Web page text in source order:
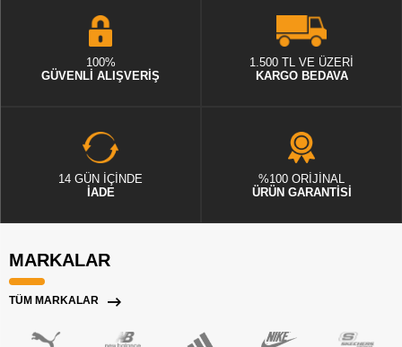
100%
GÜVENLİ ALIŞVERİŞ
1.500 TL VE ÜZERİ
KARGO BEDAVA
14 GÜN İÇİNDE
İADE
%100 ORİJİNAL
ÜRÜN GARANTİSİ
MARKALAR
TÜM MARKALAR